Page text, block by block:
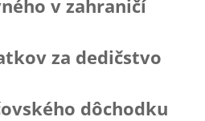
v zahraničí
za dedičstvo
dôchodku